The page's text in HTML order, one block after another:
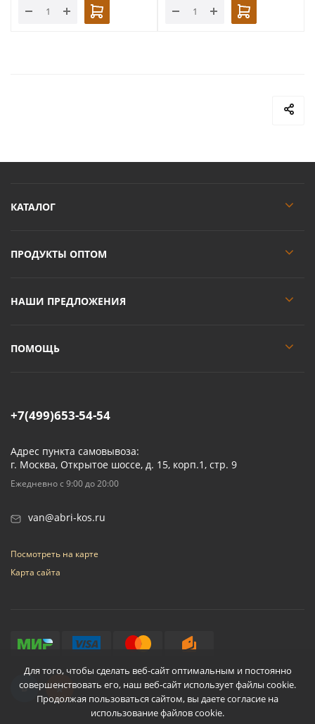
Для того, чтобы сделать веб-сайт оптимальным и постоянно
совершенствовать его, наш веб-сайт использует файлы cookie.
Продолжая пользоваться сайтом, вы даете согласие на
использование файлов cookie.
КАТАЛОГ
ПРОДУКТЫ ОПТОМ
НАШИ ПРЕДЛОЖЕНИЯ
ПОМОЩЬ
+7(499)653-54-54
Адрес пункта самовывоза:
г. Москва, Открытое шоссе, д. 15, корп.1, стр. 9
Ежедневно с 9:00 до 20:00
van@abri-kos.ru
Посмотреть на карте
Карта сайта